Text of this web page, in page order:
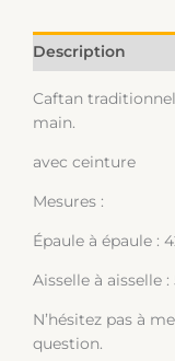
Description
Caftan
main.
avec ceinture
Mesures :
Épaule à épaule :
Aisselle à aisselle :
N’hésitez pas à
question.